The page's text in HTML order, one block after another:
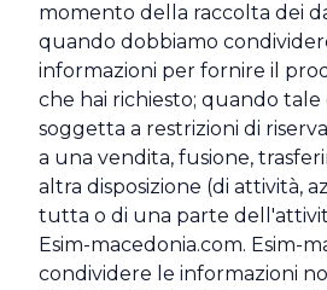
momento della raccolta dei
quando dobbiamo
informazioni per fornire il
che hai richiesto; quando
soggetta a restrizioni di
a una vendita, fusione,
altra disposizione (di attività,
tutta o di una parte
Esim-macedonia.com. Esim-
condividere le informazioni